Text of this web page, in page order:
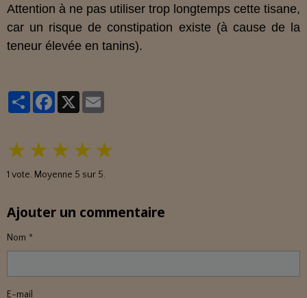
Attention à ne pas utiliser trop longtemps cette tisane,
car un risque de constipation existe (à cause de la
teneur élevée en tanins).
PartagerFacebook
★ ★ ★ ★ ★
1 vote. Moyenne 5 sur 5.
Ajouter un commentaire
Nom
E-mail